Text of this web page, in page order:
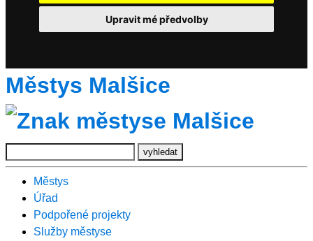
Upravit mé předvolby
Městys Malšice
Městys
Úřad
Podpořené projekty
Služby městyse